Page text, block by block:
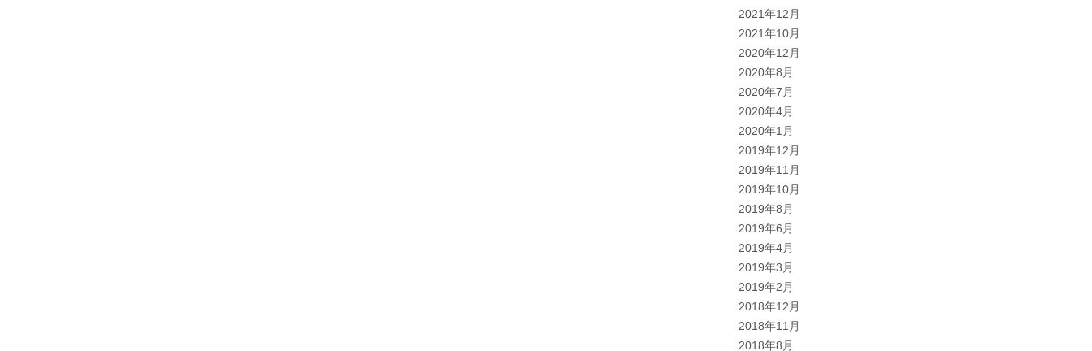
2021年12月
2021年10月
2020年12月
2020年8月
2020年7月
2020年4月
2020年1月
2019年12月
2019年11月
2019年10月
2019年8月
2019年6月
2019年4月
2019年3月
2019年2月
2018年12月
2018年11月
2018年8月